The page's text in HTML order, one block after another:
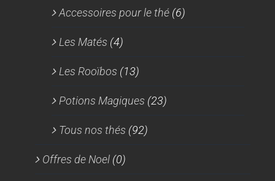
Accessoires pour le thé (6)
Les Matés (4)
Les Rooïbos (13)
Potions Magiques (23)
Tous nos thés (92)
Offres de Noel (0)